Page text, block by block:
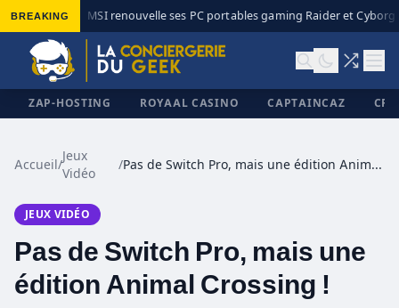
BREAKING MSI renouvelle ses PC portables gaming Raider et Cyborg
ZAP-HOSTING ROYAAL CASINO CAPTAINCAZ
Accueil/
Jeux
Vidéo
/ Pas de Switch Pro, mais une édition Animal Crossing !
JEUX VIDÉO
Pas de Switch Pro, mais une
édition Animal Crossing !